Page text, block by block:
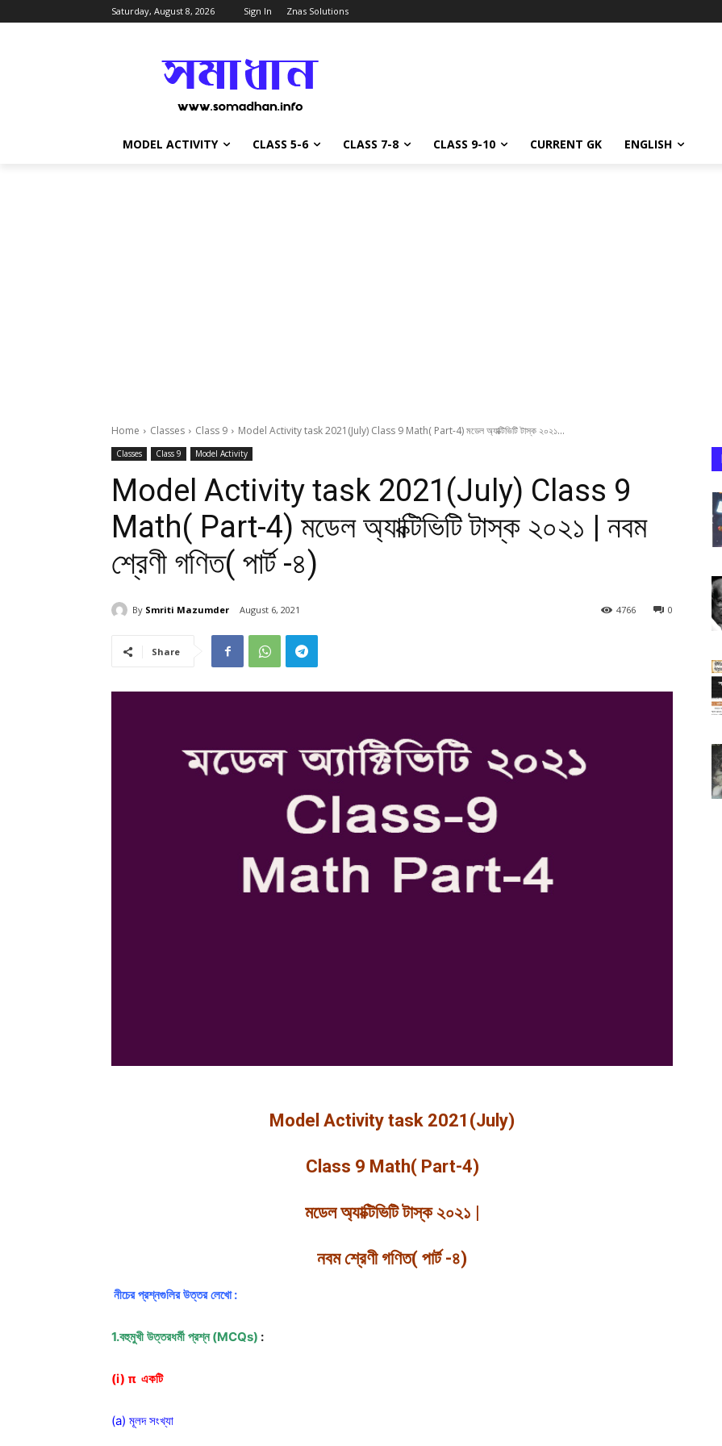
Saturday, August 8, 2026 Sign In Znas Solutions
MODEL ACTIVITY CLASS 5-6 CLASS 7-8 CLASS 9-10 CURRENT GK ENGLISH
Home Classes Class 9 Model Activity task 2021(July) Class 9 Math( Part-4) মডেল অ্যাক্টিভিটি টাস্ক ২০২১...
Classes Class 9 Model Activity
Model Activity task 2021(July) Class 9
Math( Part-4) মডেল অ্যাক্টিভিটি টাস্ক ২০২১ | নবম
শ্রেণী গণিত( পার্ট -৪)
By Smriti Mazumder August 6, 2021 0
4766
Share
Model Activity task 2021(July)
Class 9 Math( Part-4)
মডেল অ্যাক্টিভিটি টাস্ক ২০২১
নবম শ্রেণী গণিত( পার্ট -৪)
নীচের প্রশ্নগুলির উত্তর লেখো:
1.বহুমুখী উত্তরধর্মী প্রশ্ন(MCQs) :
(i) π একটি
(a) মূলদ সংখ্যা